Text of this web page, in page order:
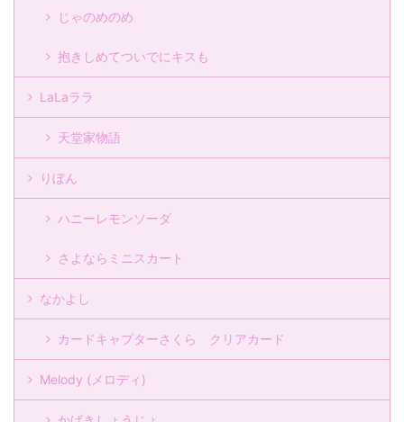
じゃのめのめ
抱きしめてついでにキスも
LaLaララ
天堂家物語
りぼん
ハニーレモンソーダ
さよならミニスカート
なかよし
カードキャプターさくら クリアカード
Melody (メロディ)